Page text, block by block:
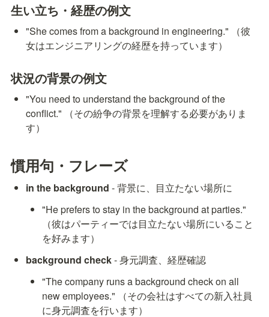
生い立ち・経歴の例文
"She comes from a background in engineering." （彼
女はエンジニアリングの経歴を持っています）
状況の背景の例文
"You need to understand the background of the
conflict." （その紛争の背景を理解する必要がありま
す）
慣用句・フレーズ
in the background - 背景に、目立たない場所に
"He prefers to stay in the background at parties."
（彼はパーティーでは目立たない場所にいること
を好みます）
background check - 身元調査、経歴確認
"The company runs a background check on all
new employees." （その会社はすべての新入社員
に身元調査を行います）